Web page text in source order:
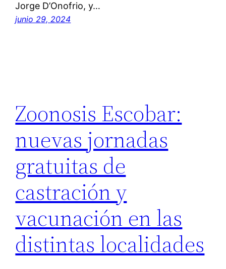
Jorge D’Onofrio, y…
junio 29, 2024
Zoonosis Escobar:
nuevas jornadas
gratuitas de
castración y
vacunación en las
distintas localidades